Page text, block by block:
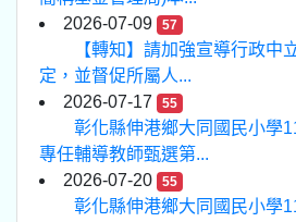
2026-07-09
57
【轉知】請加強宣導行政中
定，並督促所屬人...
2026-07-17
55
彰化縣伸港鄉大同國民小學
專任輔導教師甄選第...
2026-07-20
55
彰化縣伸港鄉大同國民小學